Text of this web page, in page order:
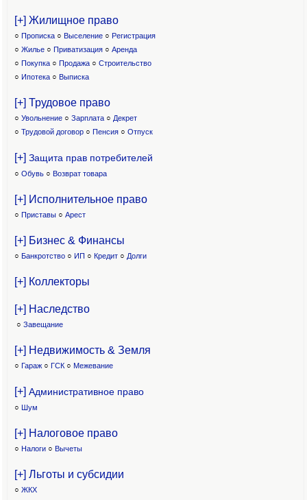
[+] Жилищное право
○ Прописка ○ Выселение ○ Регистрация
○ Жилье ○ Приватизация ○ Аренда
○ Покупка ○ Продажа ○ Строительство
○ Ипотека ○ Выписка
[+] Трудовое право
○ Увольнение ○ Зарплата ○ Декрет
○ Трудовой договор ○ Пенсия ○ Отпуск
[+] Защита прав потребителей
○ Обувь ○ Возврат товара
[+] Исполнительное право
○ Приставы ○ Арест
[+] Бизнес & Финансы
○ Банкротство ○ ИП ○ Кредит ○ Долги
[+] Коллекторы
[+] Наследство
○ Завещание
[+] Недвижимость & Земля
○ Гараж ○ ГСК ○ Межевание
[+] Административное право
○ Шум
[+] Налоговое право
○ Налоги ○ Вычеты
[+] Льготы и субсидии
○ ЖКХ